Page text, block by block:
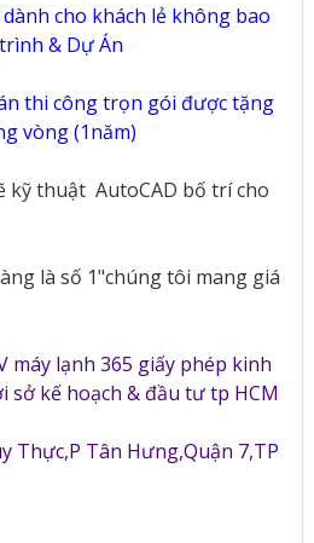
cho khách lẻ không bao
& Dự Án
thi công trọn gói được tặng
vòng (1năm)
kỹ thuật AutoCAD bố trí cho
là số 1"chúng tôi mang giá
máy lạnh 365 giấy phép kinh
sở kế hoạch & đầu tư tp HCM
Thực,P Tân Hưng,Quận 7,TP